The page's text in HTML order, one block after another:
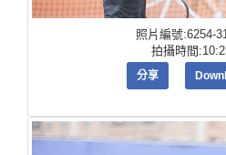
照片編號:6254-
拍攝時間
分享